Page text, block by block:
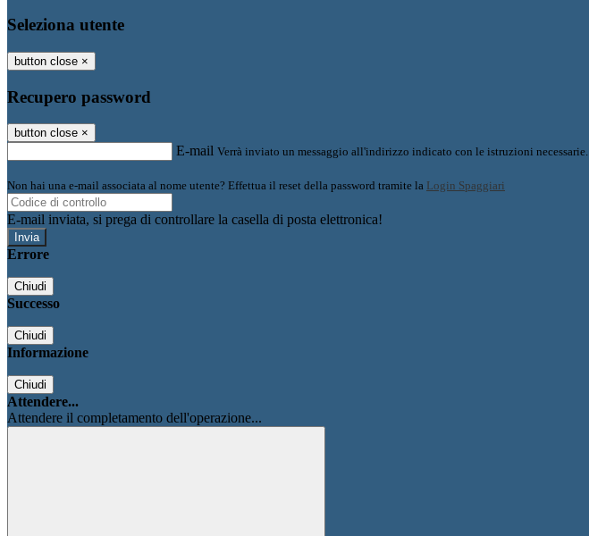
Seleziona utente
button close ×
Recupero password
button close ×
E-mail Verrà inviato un messaggio all'indirizzo indicato con le istruzioni necessarie.
Non hai una e-mail associata al nome utente? Effettua il reset della password tramite la Login Spaggiari
E-mail inviata, si prega di controllare la casella di posta elettronica!
Errore
Chiudi
Successo
Chiudi
Informazione
Chiudi
Attendere...
Attendere il completamento dell'operazione...